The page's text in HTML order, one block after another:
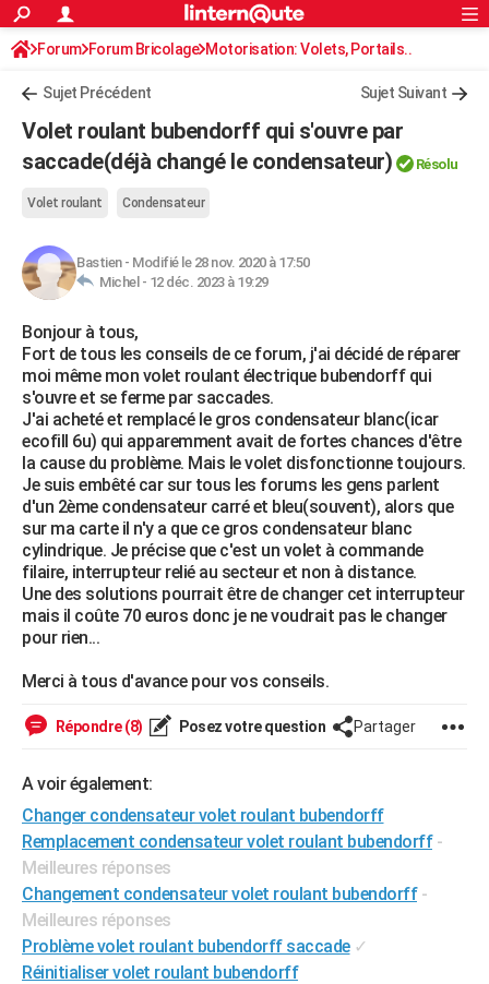
ACTUALITÉS
Politique
Société
Faits Divers
Education
Monde
Villes
+
Programme TV
Sorties cinéma
FINANCE
Retraite
Impôts
Epargne
Immobilier
Risques naturels par ville
Banque
Assurance
Crédit
AUTO
Essais
Réserver un essai
Citadines
Berlines
SUV
Forum auto
HIGH-TECH
Mobiles
Meilleur smartphone
Internet
Ordinateurs
Jeux vidéo
Guide high-tech
+BRICOLAGE
Forum
Aménagement intérieur
Extérieur
Cuisine
Salle de bains
Jardinage
Rangement
WEEK-END
Guides de France
Escapades
Patrimoine
Expositions
Musées
Week-end nature
+LIFESTYLE
Art de vivre
Bien-être
Loisirs
Mode
Modes de vie
SANTE
Alimentation
Guide de la santé
Maladies
Médicaments
Sommeil
VOYAGE
Destinations
City break
Voyage nature
Voyage de noces
Forum
Climat
+PHOTO
GUIDES D'ACHAT
BONS PLANS
CARTE DE VOEUX
Carte de Noël
Carte Bonne année
Carte Saint-Valentin
Carte Pâques
Carte d'anniversaire
DICTIONNAIRE
Dictionnaire
Biographies
Citations
Expressions
Proverbes
PROGRAMME TV
COPAINS D'AVANT
S'inscrire
Se connecter
Lycées
Collèges
Primaires
Universités
Entreprises
Service militaire
Avis de recherche
AVIS DE DÉCÈS
FORUM
Bricolage
Lifestyle
Culture
Sport
Auto
Television
Voyage
Cinema
Rechercher
S'inscrire
Connexion
Forum Forum Bricolage Motorisation: Volets, Portails..
Sujet Précédent Sujet Suivant
Volet roulant bubendorff qui s'ouvre par
saccade(déjà changé le condensateur)
Résolu
Volet roulant Condensateur
Bastien- Modifié le 28 nov. 2020 à 17:50
Michel - 12 déc. 2023 à 19:29
Bonjour à tous,
Fort de tous les conseils de ce forum, j'ai décidé de réparer
moi même mon volet roulant électrique bubendorff qui
s'ouvre et se ferme par saccades.
J'ai acheté et remplacé le gros condensateur blanc(icar
ecofill 6u) qui apparemment avait de fortes chances d'être
la cause du problème. Mais le volet disfonctionne toujours.
Je suis embêté car sur tous les forums les gens parlent
d'un 2ème condensateur carré et bleu(souvent), alors que
sur ma carte il n'y a que ce gros condensateur blanc
cylindrique. Je précise que c'est un volet à commande
filaire, interrupteur relié au secteur et non à distance.
Une des solutions pourrait être de changer cet interrupteur
mais il coûte 70 euros donc je ne voudrait pas le changer
pour rien...
Merci à tous d'avance pour vos conseils.
Répondre (8) Posez votre question Partager
A voir également:
Changer condensateur volet roulant bubendorff
Remplacement condensateur volet roulant bubendorff -
Meilleures réponses
Changement condensateur volet roulant bubendorff -
Meilleures réponses
Problème volet roulant bubendorff saccade ✓
Réinitialiser volet roulant bubendorff